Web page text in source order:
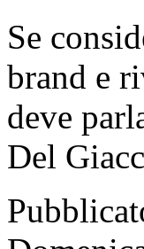
Se
brand e
deve
Del